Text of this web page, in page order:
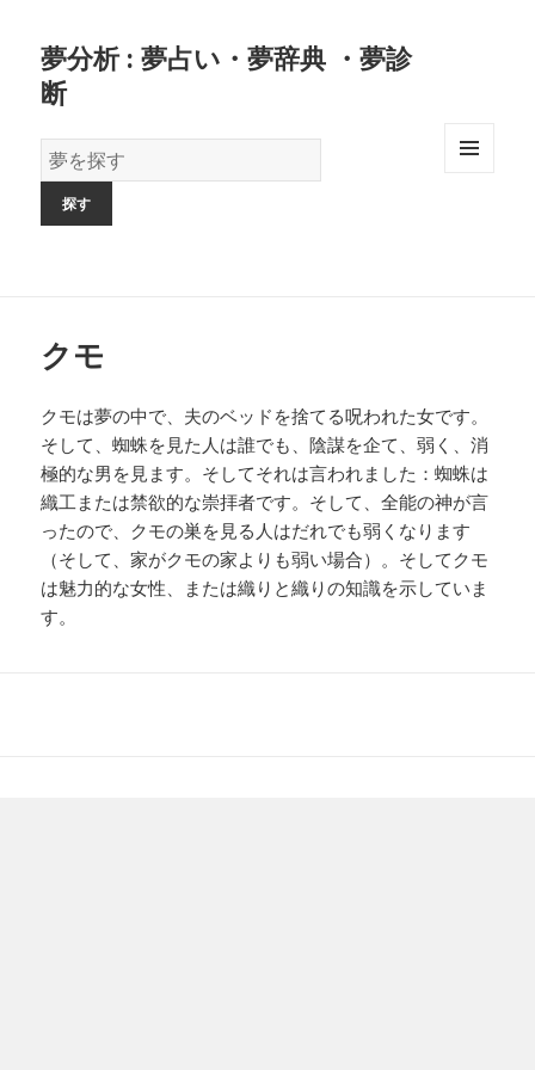
夢分析 : 夢占い・夢辞典 ・夢診
断
夢
の
クモ
クモは夢の中で、夫のベッドを捨てる呪われた女です。
そして、蜘蛛を見た人は誰でも、陰謀を企て、弱く、消
極的な男を見ます。そしてそれは言われました：蜘蛛は
織工または禁欲的な崇拝者です。そして、全能の神が言
ったので、クモの巣を見る人はだれでも弱くなります
（そして、家がクモの家よりも弱い場合）。そしてクモ
は魅力的な女性、または織りと織りの知識を示していま
す。